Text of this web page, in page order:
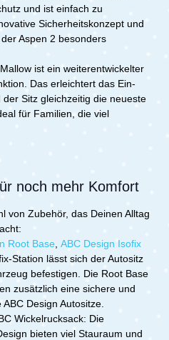
und ist einfach zu
Sicherheitskonzept und
Aspen 2 besonders
ist ein weiterentwickelter
Das erleichtert das Ein-
Sitz gleichzeitig die neueste
für Familien, die viel
noch mehr Komfort
von Zubehör, das Deinen Alltag
Root Base ABC Design Isofix
Station lässt sich der Autositz
befestigen. Die Root Base
zusätzlich eine sichere und
Design Autositze.
Wickelrucksack: Die
bieten viel Stauraum und